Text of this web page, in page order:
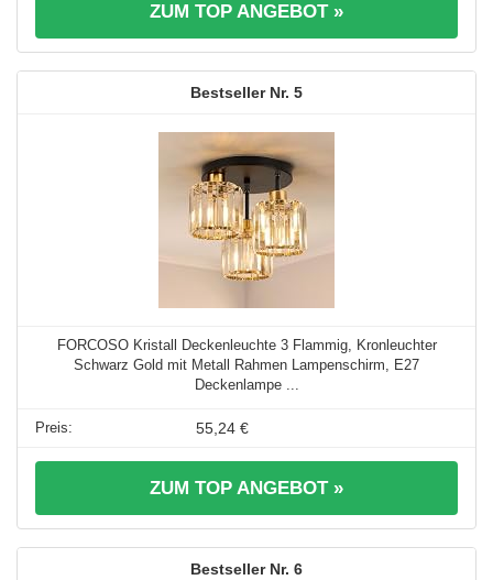
ZUM TOP ANGEBOT »
5
FORCOSO Kristall Deckenleuchte 3 Flammig, Kronleuchter
Schwarz Gold mit Metall Rahmen Lampenschirm, E27
Deckenlampe ...
55,24 €
ZUM TOP ANGEBOT »
6